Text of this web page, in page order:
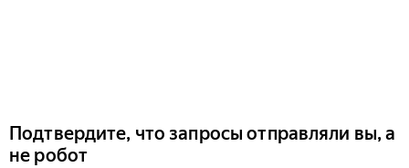
Подтвердите, что запросы отправляли вы, а
не робот